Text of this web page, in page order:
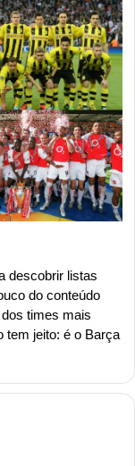
descobrir listas
do conteúdo
dos times mais
tem jeito: é o Barça